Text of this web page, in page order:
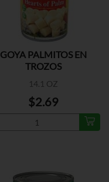
GOYA PALMITOS EN
TROZOS
14.1 OZ
$2.69